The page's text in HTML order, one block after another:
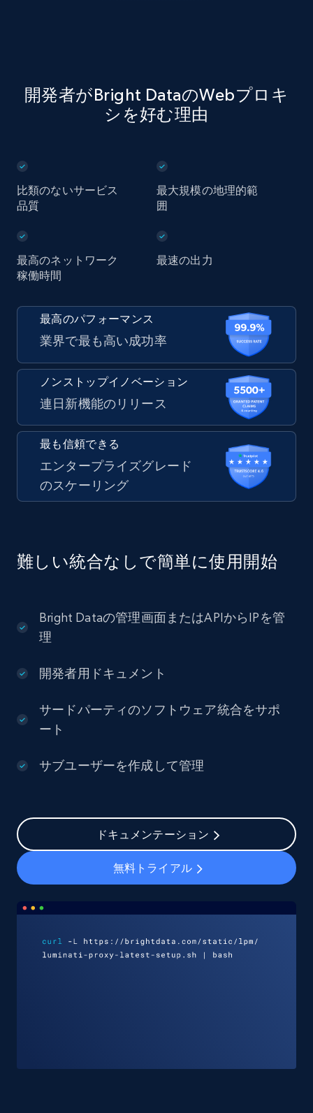
開発者がBright DataのWebプロキ
シを好む理由
比類のないサービス
品質
最大規模の地理的範
囲
最高のネットワーク
稼働時間
最速の出力
最高のパフォーマンス
業界で最も高い成功率
ノンストップイノベーション
連日新機能のリリース
最も信頼できる
エンタープライズグレード
のスケーリング
難しい統合なしで簡単に使用開始
Bright Dataの管理画面またはAPIからIPを管
理
開発者用ドキュメント
サードパーティのソフトウェア統合をサポ
ート
サブユーザーを作成して管理
ドキュメンテーション
無料トライアル